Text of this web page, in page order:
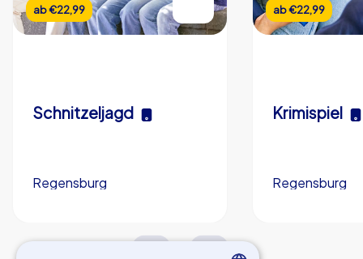
ab€22,99
Schnitzeljagd
Regensburg
ab€22,99
Krimispiel
Regensburg